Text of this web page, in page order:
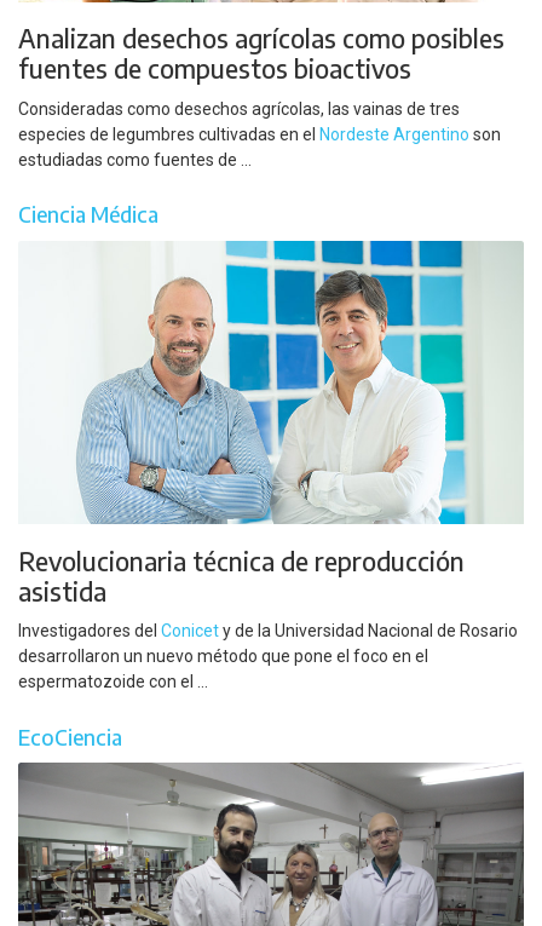
Analizan desechos agrícolas como posibles
fuentes de compuestos bioactivos
Consideradas como desechos agrícolas, las vainas de tres
especies de legumbres cultivadas en el Nordeste Argentino son
estudiadas como fuentes de ...
Ciencia Médica
Revolucionaria técnica de reproducción
asistida
Investigadores del Conicety de la Universidad Nacional de Rosario
desarrollaron un nuevo método que pone el foco en el
espermatozoide con el ...
EcoCiencia